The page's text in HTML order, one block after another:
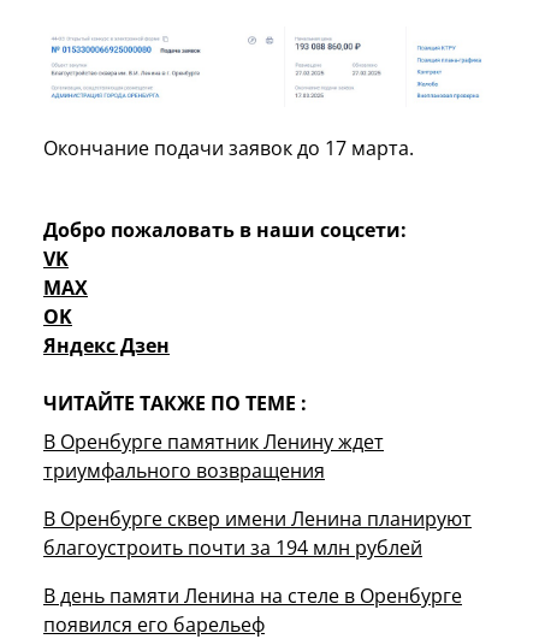
Окончание подачи заявок до 17 марта.
Добро пожаловать в наши соцсети:
VK
MAX
OK
Яндекс Дзен
ЧИТАЙТЕ ТАКЖЕ ПО ТЕМЕ :
В Оренбурге памятник Ленину ждет
триумфального возвращения
В Оренбурге сквер имени Ленина планируют
благоустроить почти за 194 млн рублей
В день памяти Ленина на стеле в Оренбурге
появился его барельеф